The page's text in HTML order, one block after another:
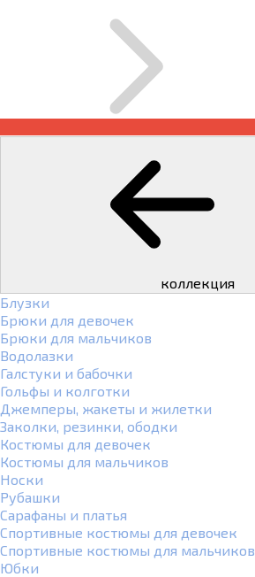
коллекция
Блузки
Брюки для девочек
Брюки для мальчиков
Водолазки
Галстуки и бабочки
Гольфы и колготки
Джемперы, жакеты и жилетки
Заколки, резинки, ободки
Костюмы для девочек
Костюмы для мальчиков
Носки
Рубашки
Сарафаны и платья
Спортивные костюмы для девочек
Спортивные костюмы для мальчиков
Юбки